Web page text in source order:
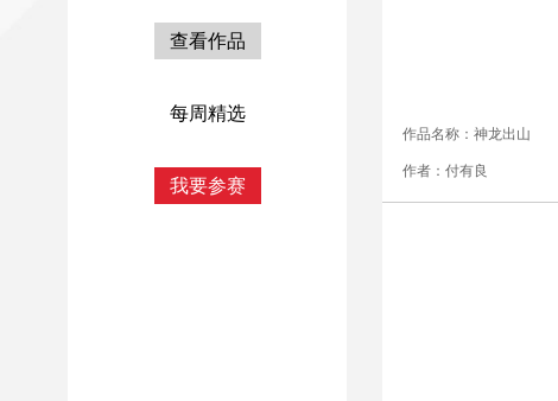
查看作品
每周精选
我要参赛
作品名称：神龙出山
作者：付有良